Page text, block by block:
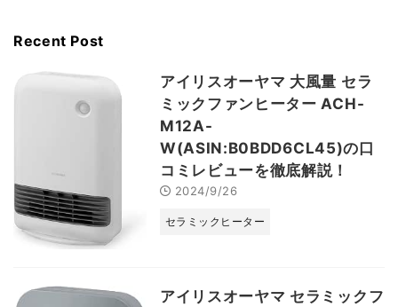
Recent Post
アイリスオーヤマ 大風量 セラ
ミックファンヒーター ACH-
M12A-
W(ASIN:B0BDD6CL45)の口
コミレビューを徹底解説！
2024/9/26
セラミックヒーター
アイリスオーヤマ セラミックフ